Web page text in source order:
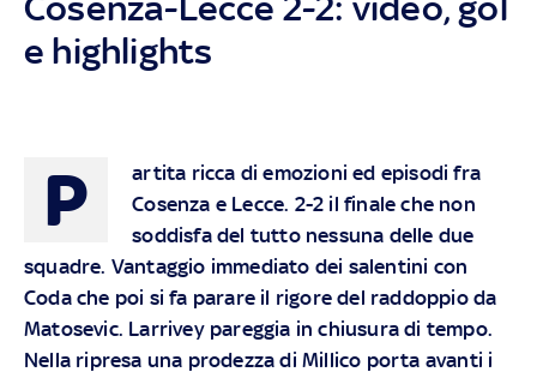
e highlights
P
artita ricca di emozioni ed episodi fra
Cosenza e Lecce. 2-2 il finale che non
soddisfa del tutto nessuna delle due
squadre. Vantaggio immediato dei salentini con
Coda che poi si fa parare il rigore del raddoppio da
Matosevic. Larrivey pareggia in chiusura di tempo.
Nella ripresa una prodezza di Millico porta avanti i